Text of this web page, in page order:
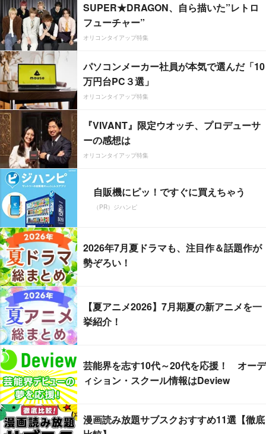
SUPER★DRAGON、自ら描いた”レトロ
フューチャー”
オリコンタイアップ特集
パソコンメーカー社員が本気で選んだ「10
万円台PC３選」
オリコンタイアップ特集
『VIVANT』限定ウオッチ、プロデューサ
ーの感想は
オリコンタイアップ特集
自販機にピッ！ですぐに買えちゃう
（PR）ジハンピ
2026年7月夏ドラマも、注目作＆話題作が
勢ぞろい！
【夏アニメ2026】7月期夏の新アニメを一
挙紹介！
芸能界を志す10代～20代を応援！ オーデ
ィション・スクール情報はDeview
漫画読み放題サブスクおすすめ11選【徹底